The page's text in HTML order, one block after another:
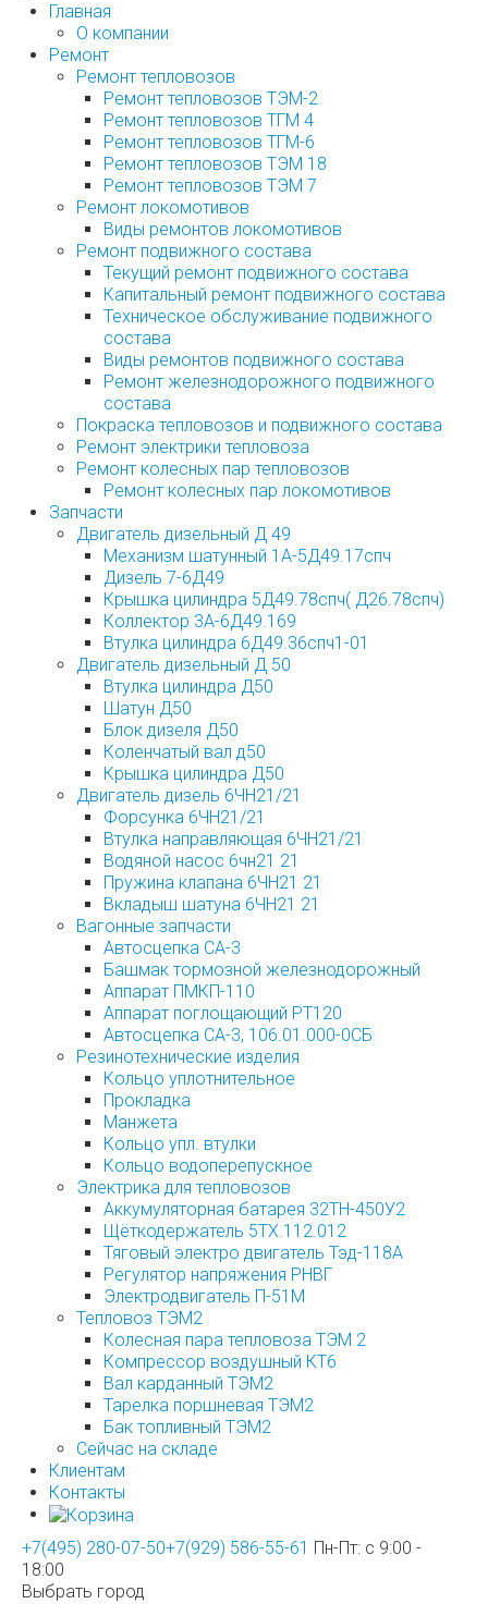
Главная
О компании
Ремонт
Ремонт тепловозов
Ремонт тепловозов ТЭМ-2
Ремонт тепловозов ТГМ 4
Ремонт тепловозов ТГМ-6
Ремонт тепловозов ТЭМ 18
Ремонт тепловозов ТЭМ 7
Ремонт локомотивов
Виды ремонтов локомотивов
Ремонт подвижного состава
Текущий ремонт подвижного состава
Капитальный ремонт подвижного состава
Техническое обслуживание подвижного
состава
Виды ремонтов подвижного состава
Ремонт железнодорожного подвижного
состава
Покраска тепловозов и подвижного состава
Ремонт электрики тепловоза
Ремонт колесных пар тепловозов
Ремонт колесных пар локомотивов
Запчасти
Двигатель дизельный Д 49
Механизм шатунный 1А-5Д49.17спч
Дизель 7-6Д49
Крышка цилиндра 5Д49.78спч( Д26.78спч)
Коллектор 3А-6Д49.169
Втулка цилиндра 6Д49.36спч1-01
Двигатель дизельный Д 50
Втулка цилиндра Д50
Шатун Д50
Блок дизеля Д50
Коленчатый вал д50
Крышка цилиндра Д50
Двигатель дизель 6ЧН21/21
Форсунка 6ЧН21/21
Втулка направляющая 6ЧН21/21
Водяной насос 6чн21 21
Пружина клапана 6ЧН21 21
Вкладыш шатуна 6ЧН21 21
Вагонные запчасти
Автосцепка СА-3
Башмак тормозной железнодорожный
Аппарат ПМКП-110
Аппарат поглощающий РТ120
Автосцепка СА-3, 106.01.000-0СБ
Резинотехнические изделия
Кольцо уплотнительное
Прокладка
Манжета
Кольцо упл. втулки
Кольцо водоперепускное
Электрика для тепловозов
Аккумуляторная батарея 32ТН-450У2
Щёткодержатель 5ТХ.112.012
Тяговый электро двигатель Тэд-118А
Регулятор напряжения РНВГ
Электродвигатель П-51М
Тепловоз ТЭМ2
Колесная пара тепловоза ТЭМ 2
Компрессор воздушный КТ6
Вал карданный ТЭМ2
Тарелка поршневая ТЭМ2
Бак топливный ТЭМ2
Сейчас на складе
Клиентам
Контакты
+7(495) 280-07-50+7(929) 586-55-61 Пн-Пт: с 9:00 -
18:00
Выбрать город